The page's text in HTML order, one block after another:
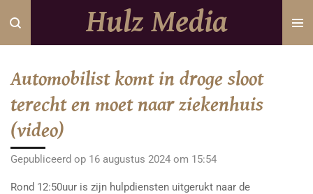
Ga
direct
hoofdinhoud
Hulz Media
Automobilist komt in droge sloot
terecht en moet naar ziekenhuis
(video)
Gepubliceerd op 16 augustus 2024 om 15:54
Rond 12:50uur is zijn hulpdiensten uitgerukt naar de